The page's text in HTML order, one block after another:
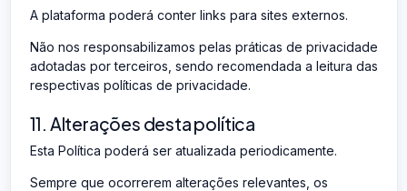
A plataforma poderá conter links para sites externos.
Não nos responsabilizamos pelas práticas de privacidade
adotadas por terceiros, sendo recomendada a leitura das
respectivas políticas de privacidade.
11. Alterações desta política
Esta Política poderá ser atualizada periodicamente.
Sempre que ocorrerem alterações relevantes, os